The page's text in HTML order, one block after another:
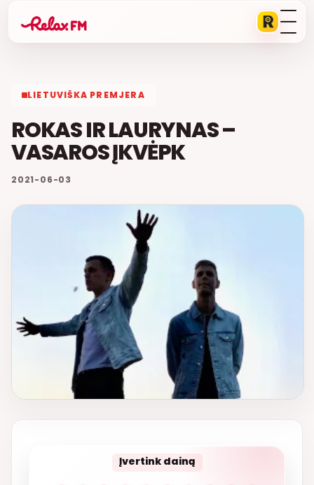
LIETUVIŠKA PREMJERA
ROKAS IR LAURYNAS –
VASAROS ĮKVĖPK
2021-06-03
Įvertink dainą